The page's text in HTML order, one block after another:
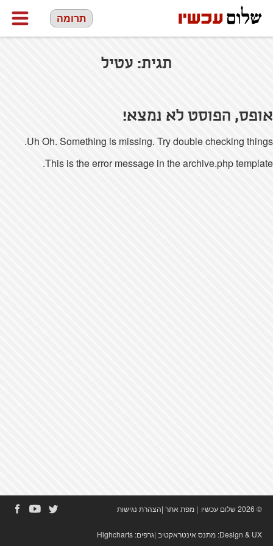
תרומה
תגית: עטיל
אופס, הפוסט לא נמצא!
Uh Oh. Something is missing. Try double checking things.
This is the error message in the archive.php template.
© 2026 שלום עכשיו | מפת אתר|הצהרת נגישות
Design & UX: מתנס אינטראקטיב|גרפים: Highcharts